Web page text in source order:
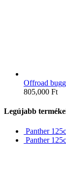
Offroad
805,000 Ft
Legújabb
Panther
Panther